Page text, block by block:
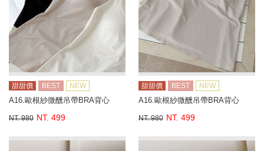
甜甜價 BEST NEW
A16.歐根紗微醺吊帶BRA背心
NT. 980 NT. 499
甜甜價 BEST NEW
A16.歐根紗微醺吊帶BRA背心
NT. 980 NT. 499